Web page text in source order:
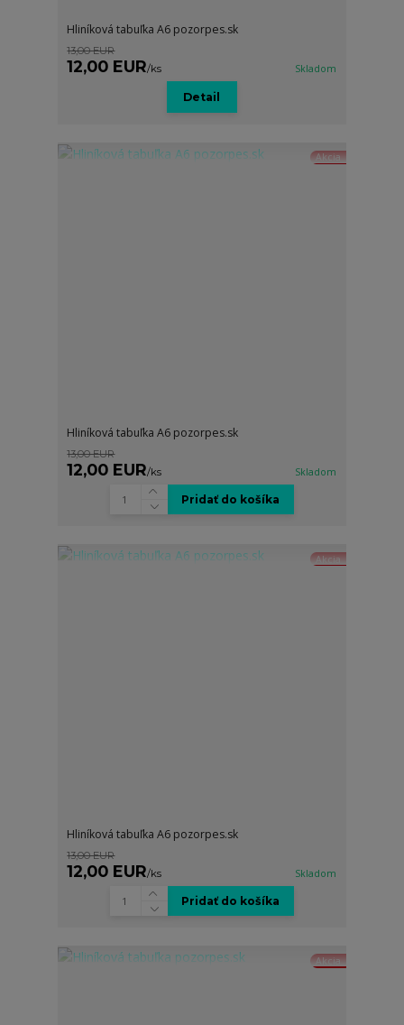
Hliníková tabuľka A6 pozorpes.sk
13,00 EUR
12,00 EUR/ks Skladom
Detail
Akcia
Hliníková tabuľka A6 pozorpes.sk
13,00 EUR
12,00 EUR/ks Skladom
Pridať do košíka
Akcia
Hliníková tabuľka A6 pozorpes.sk
13,00 EUR
12,00 EUR/ks Skladom
Pridať do košíka
Akcia